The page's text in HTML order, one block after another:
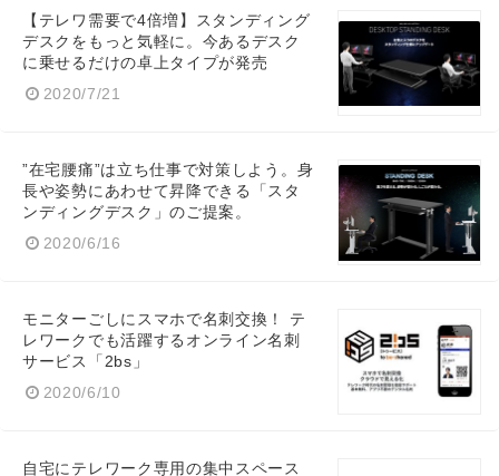
【テレワ需要で4倍増】スタンディング
デスクをもっと気軽に。今あるデスク
に乗せるだけの卓上タイプが発売
2020/7/21
”在宅腰痛”は立ち仕事で対策しよう。身
長や姿勢にあわせて昇降できる「スタ
ンディングデスク」のご提案。
2020/6/16
モニターごしにスマホで名刺交換！ テ
レワークでも活躍するオンライン名刺
サービス「2bs」
2020/6/10
自宅にテレワーク専用の集中スペース